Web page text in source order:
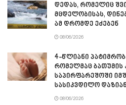
დედას, რომელიც
მცდელობისას,
ამ დრომდე ეძებენ
08/06/2026
4-წლიანი
რომელმაც ბათუმის
საპირფარეშოში
სასიკვდილო
08/06/2026